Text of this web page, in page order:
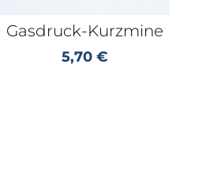
Gasdruck-Kurzmine
5,70€